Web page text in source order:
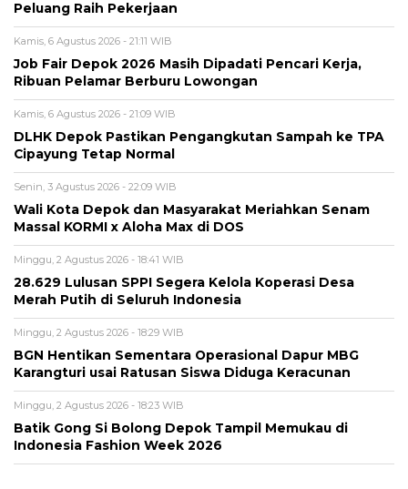
Peluang Raih Pekerjaan
Kamis, 6 Agustus 2026 - 21:11 WIB
Job Fair Depok 2026 Masih Dipadati Pencari Kerja,
Ribuan Pelamar Berburu Lowongan
Kamis, 6 Agustus 2026 - 21:09 WIB
DLHK Depok Pastikan Pengangkutan Sampah ke TPA
Cipayung Tetap Normal
Senin, 3 Agustus 2026 - 22:09 WIB
Wali Kota Depok dan Masyarakat Meriahkan Senam
Massal KORMI x Aloha Max di DOS
Minggu, 2 Agustus 2026 - 18:41 WIB
28.629 Lulusan SPPI Segera Kelola Koperasi Desa
Merah Putih di Seluruh Indonesia
Minggu, 2 Agustus 2026 - 18:29 WIB
BGN Hentikan Sementara Operasional Dapur MBG
Karangturi usai Ratusan Siswa Diduga Keracunan
Minggu, 2 Agustus 2026 - 18:23 WIB
Batik Gong Si Bolong Depok Tampil Memukau di
Indonesia Fashion Week 2026